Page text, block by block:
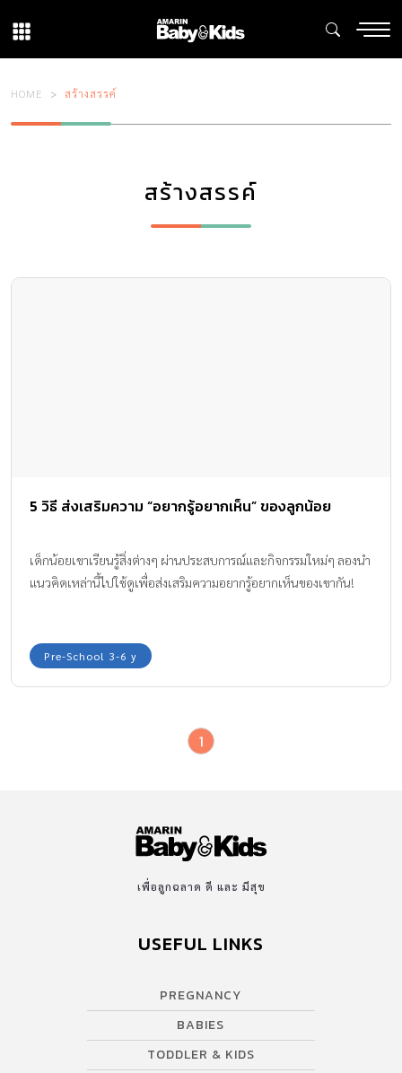
HOME สร้างสรรค์
สร้างสรรค์
5 วิธี ส่งเสริมความ “อยากรู้อยากเห็น” ของลูกน้อย
เด็กน้อยเขาเรียนรู้สิ่งต่างๆ ผ่านประสบการณ์และกิจกรรมใหม่ๆ ลองนำ
แนวคิดเหล่านี้ไปใช้ดูเพื่อส่งเสริมความอยากรู้อยากเห็นของเขากัน!
Pre-School 3-6 y
1
เพื่อลูกฉลาด ดี และ มีสุข
USEFUL LINKS
PREGNANCY
BABIES
TODDLER & KIDS